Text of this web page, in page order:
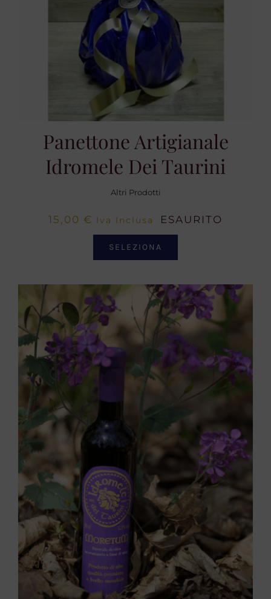
Panettone Artigianale
Idromele Dei Taurini
Altri Prodotti
15,00 € Iva Inclusa ESAURITO
SELEZIONA